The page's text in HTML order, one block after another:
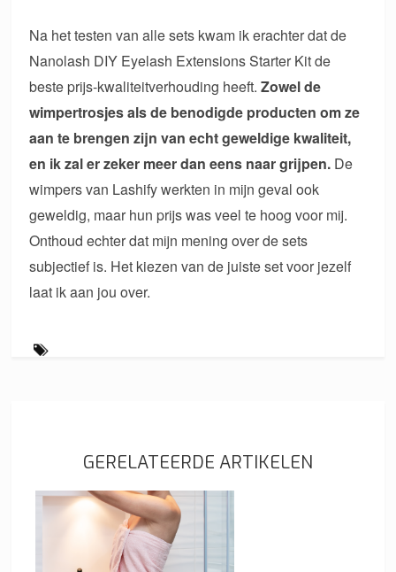
Na het testen van alle sets kwam ik erachter dat de
Nanolash DIY Eyelash Extensions Starter Kit de
beste prijs-kwaliteitverhouding heeft.Zowel de
wimpertrosjes als de benodigde producten om ze
aan te brengen zijn van echt geweldige kwaliteit,
en ik zal er zeker meer dan eens naar grijpen. De
wimpers van Lashify werkten in mijn geval ook
geweldig, maar hun prijs was veel te hoog voor mij.
Onthoud echter dat mijn mening over de sets
subjectief is. Het kiezen van de juiste set voor jezelf
laat ik aan jou over.
GERELATEERDE ARTIKELEN